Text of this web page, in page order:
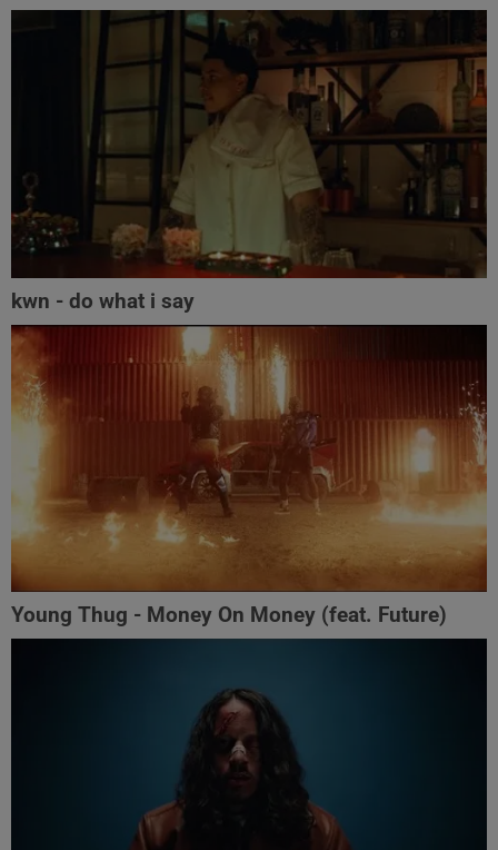
kwn - do what i say
Young Thug - Money On Money (feat. Future)